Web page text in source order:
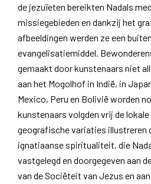
de jezuïeten bereikten Nadals
missiegebieden en dankzij het
afbeeldingen werden ze een
evangelisatiemiddel.
gemaakt door kunstenaars niet
aan het Mogolhof in Indië, in
Mexico, Peru en Bolivië worden
kunstenaars volgden vrij de
geografische variaties illustreren
ignatiaanse spiritualiteit, die
vastgelegd en doorgegeven aan
van de Sociëteit van Jezus en